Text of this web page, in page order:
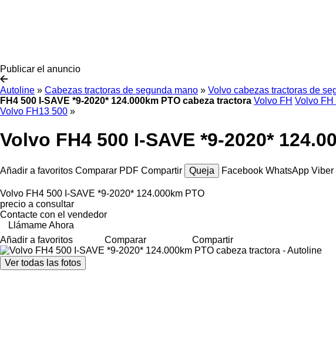
Publicar el anuncio
Autoline » Cabezas tractoras de segunda mano » Volvo cabezas tractoras de
FH4 500 I-SAVE *9-2020* 124.000km PTO cabeza tractora Volvo FH Volvo FH
Volvo FH13 500 »
Volvo FH4 500 I-SAVE *9-2020*
Añadir a favoritos Comparar PDF Compartir Queja Facebook WhatsApp Viber
Volvo FH4 500 I-SAVE *9-2020* 124.000km PTO
precio a consultar
Contacte con el vendedor
Llámame Ahora
Añadir a favoritos
Comparar Compartir
Ver todas las fotos